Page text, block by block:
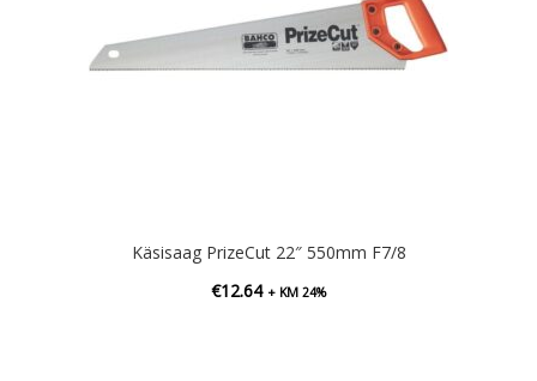
Käsisaag PrizeCut 22″ 550mm F7/8
€12.64 + KM 24%